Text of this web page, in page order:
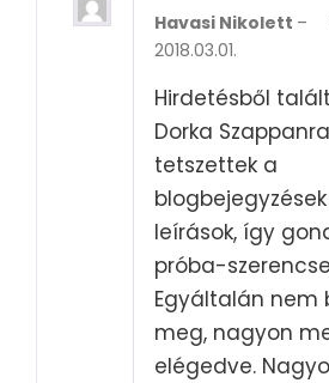
Havasi Nikolett –
2018.03.01.
Hirdetésből
Dorka
tetszettek a
leírások, így
próba-
Egyáltalán nem
meg, nagyon
elégedve.